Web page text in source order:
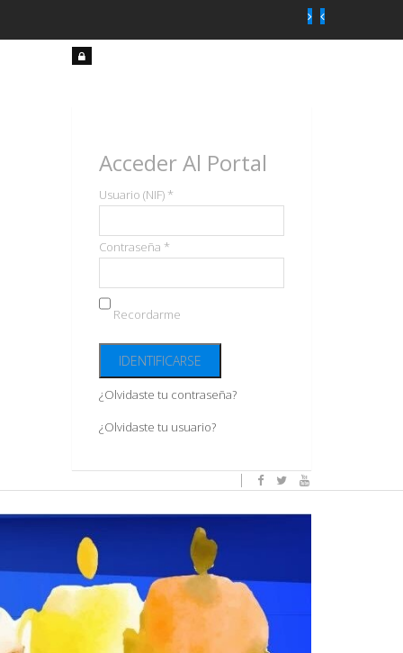
Acceder Al Portal
Usuario (NIF) *
Contraseña *
Recordarme
¿Olvidaste tu contraseña?
¿Olvidaste tu usuario?